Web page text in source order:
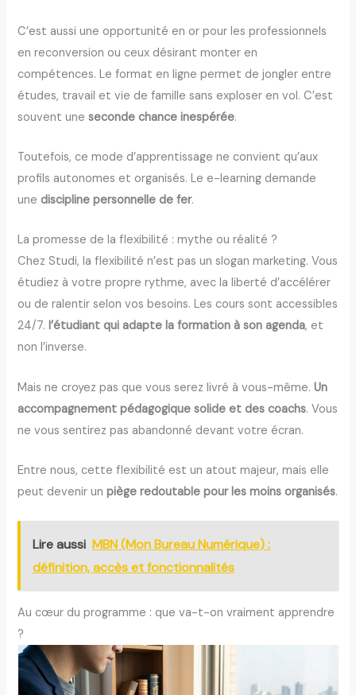
C’est aussi une opportunité en or pour les professionnels
en reconversion ou ceux désirant monter en
compétences. Le format en ligne permet de jongler entre
études, travail et vie de famille sans exploser en vol. C’est
souvent uneseconde chance inespérée.
Toutefois, ce mode d’apprentissage ne convient qu’aux
profils autonomes et organisés. Le e-learning demande
unediscipline personnelle de fer.
La promesse de la flexibilité : mythe ou réalité ?
Chez Studi, la flexibilité n’est pas un slogan marketing. Vous
étudiez à votre propre rythme, avec la liberté d’accélérer
ou de ralentir selon vos besoins. Les cours sont accessibles
24/7.l’étudiant qui adapte la formation à son agenda, et
non l’inverse.
Mais ne croyez pas que vous serez livré à vous-même.Un
accompagnement pédagogique solide et des coachs. Vous
ne vous sentirez pas abandonné devant votre écran.
Entre nous, cette flexibilité est un atout majeur, mais elle
peut devenir unpiège redoutable pour les moins organisés.
Lire aussi MBN (Mon Bureau Numérique) :
définition, accès et fonctionnalités
Au cœur du programme : que va-t-on vraiment apprendre
?